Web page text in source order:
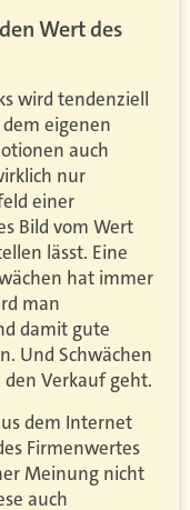
Wert des
wird tendenziell
eigenen
auch
nur
einer
Bild vom Wert
lässt. Eine
hat immer
man
damit gute
Und Schwächen
Verkauf geht.
dem Internet
Firmenwertes
Meinung nicht
auch